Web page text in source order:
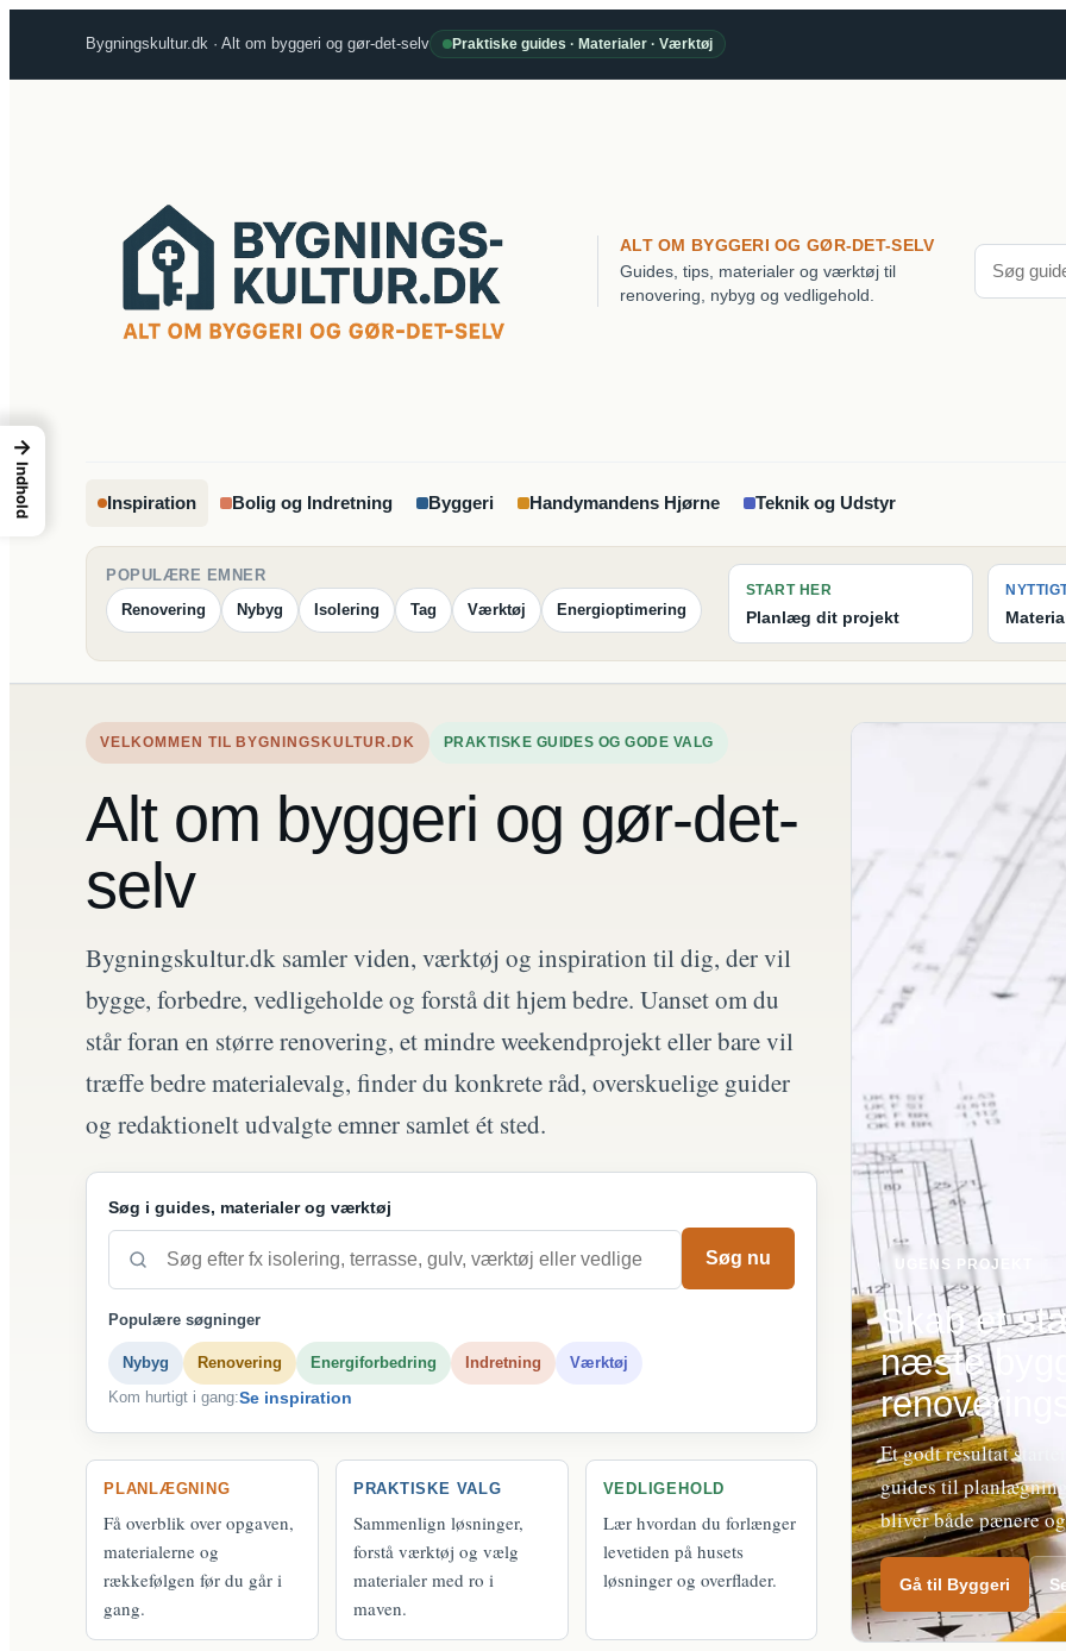
Bygningskultur.dk · Alt om byggeri og gør-det-selv Praktiske guides · Materialer · Værktøj
ALT OM BYGGERI OG GØR-DET-SELV
Guides, tips, materialer og værktøj til
renovering, nybyg og vedligehold.
Inspiration Bolig og Indretning Byggeri Handymandens Hjørne Teknik og Udstyr
POPULÆRE EMNER
Renovering
Nybyg Isolering Tag Værktøj Energioptimering
START HER
Planlæg dit projekt
VELKOMMEN TIL BYGNINGSKULTUR.DK PRAKTISKE GUIDES OG GODE VALG
Alt om byggeri og gør-det-
selv
Bygningskultur.dk samler viden, værktøj og inspiration til dig, der vil
bygge, forbedre, vedligeholde og forstå dit hjem bedre. Uanset om du
står foran en større renovering, et mindre weekendprojekt eller bare vil
træffe bedre materialevalg, finder du konkrete råd, overskuelige guider
og redaktionelt udvalgte emner samlet ét sted.
Søg i guides, materialer og værktøj
Søg nu
Populære søgninger
Nybyg Renovering Energiforbedring Indretning
Værktøj
Kom hurtigt i gang:Se inspiration
PLANLÆGNING
Få overblik over opgaven,
materialerne og
rækkefølgen før du går i
gang.
PRAKTISKE VALG
Sammenlign løsninger,
forstå værktøj og vælg
materialer med ro i
maven.
VEDLIGEHOLD
Lær hvordan du forlænger
levetiden på husets
løsninger og overflader.
UGENS PROJEKT
Skab et
næste
Et godt resultat
guides til
bliver både pænere
Gå til Byggeri
→
Indhold